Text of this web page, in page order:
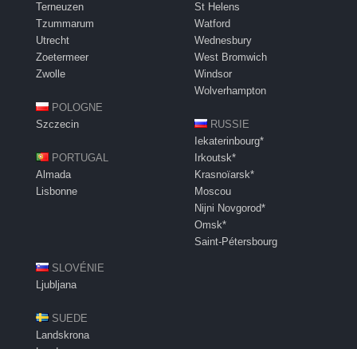
Terneuzen
Tzummarum
Utrecht
Zoetermeer
Zwolle
POLOGNE
Szczecin
PORTUGAL
Almada
Lisbonne
St Helens
Watford
Wednesbury
West Bromwich
Windsor
Wolverhampton
RUSSIE
Iekaterinbourg*
Irkoutsk*
Krasnoïarsk*
Moscou
Nijni Novgorod*
Omsk*
Saint-Pétersbourg
SLOVÉNIE
Ljubljana
SUEDE
Landskrona